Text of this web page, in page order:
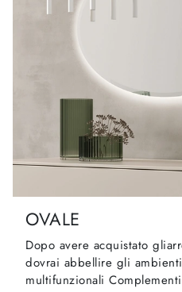
OVALE
Dopo avere acquistato
dovrai abbellire gli
multifunzionali